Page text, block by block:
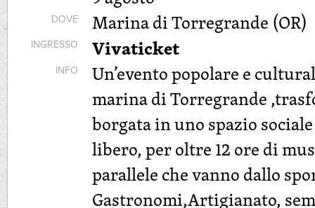
DOVE Marina di Torregrande (OR)
INGRESSO Vivaticket
INFO
Un’evento popolare e
marina di Torregrande
borgata in uno spazio
libero, per oltre 12 ore di
parallele che vanno dallo
Gastronomi,Artigianato,